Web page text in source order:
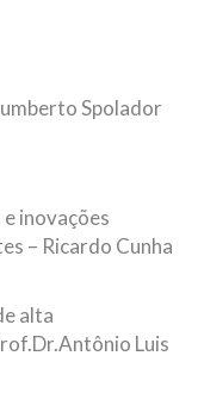
Spolador
inovações
– Ricardo Cunha
alta
Luis